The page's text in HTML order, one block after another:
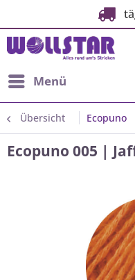
Menü
Übersicht Ecopuno
Ecopuno 005 |